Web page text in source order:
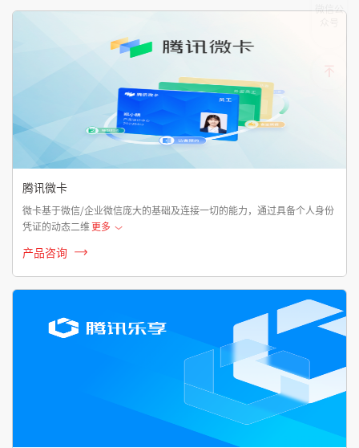
腾讯微卡
微卡基于微信/企业微信庞大的基础及连接一切的能力，通过具备个人身份
凭证的动态二维更多
产品咨询
微信公